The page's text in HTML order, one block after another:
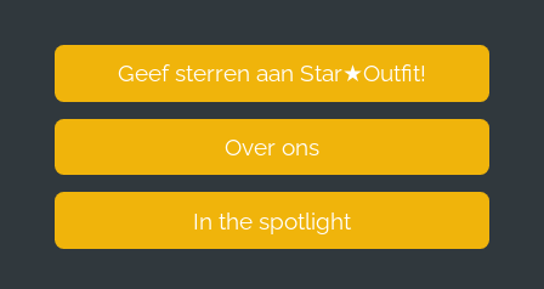
Geef sterren aan Star★Outfit!
Over ons
In the spotlight